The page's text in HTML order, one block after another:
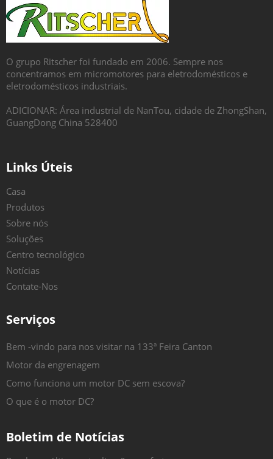
O grupo Ritscher foi fundado em 2006. Sempre nos
concentramos em micromotores para eletrodomésticos e
eletrodomésticos industriais.
ADICIONAR: Área industrial de NanTou, cidade de ZhongShan,
GuangDong China 528400
Links Úteis
Casa
Produtos
Sobre nós
Soluções
Centro tecnológico
Notícias
Contate-Nos
Serviços
Bem -vindo para nos visitar na 133ª Feira Canton
Motor da engrenagem
Como funciona um motor DC sem escova?
O que é o motor DC?
Boletim de Notícias